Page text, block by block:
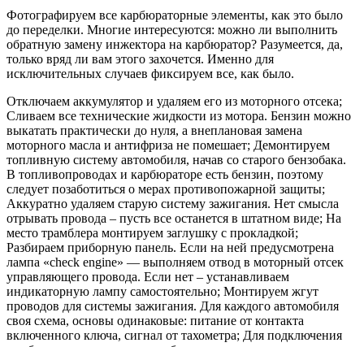
Фотографируем все карбюраторные элементы, как это было
до переделки. Многие интересуются: можно ли выполнить
обратную замену инжектора на карбюратор? Разумеется, да,
только вряд ли вам этого захочется. Именно для
исключительных случаев фиксируем все, как было.
Отключаем аккумулятор и удаляем его из моторного отсека;
Сливаем все технические жидкости из мотора. Бензин можно
выкатать практически до нуля, а внеплановая замена
моторного масла и антифриза не помешает; Демонтируем
топливную систему автомобиля, начав со старого бензобака.
В топливопроводах и карбюраторе есть бензин, поэтому
следует позаботиться о мерах противопожарной защиты;
Аккуратно удаляем старую систему зажигания. Нет смысла
отрывать провода – пусть все останется в штатном виде; На
место трамблера монтируем заглушку с прокладкой;
Разбираем приборную панель. Если на ней предусмотрена
лампа «check engine» — выполняем отвод в моторный отсек
управляющего провода. Если нет – устанавливаем
индикаторную лампу самостоятельно; Монтируем жгут
проводов для системы зажигания. Для каждого автомобиля
своя схема, основы одинаковые: питание от контакта
включенного ключа, сигнал от тахометра; Для подключения